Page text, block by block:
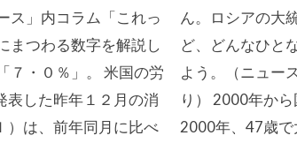
ス」内コラム「これっ
まつわる数字を解説し
７・０％」。 米国の労
表した昨年１２月の消
）は、前年同月に比べ
ん。ロシアの大
ど、どんなひと
よう。（ニュー
り） 2000年か
2000年、47歳